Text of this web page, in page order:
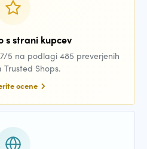
s strani kupcev
5 na podlagi 485 preverjenih
Trusted Shops.
ocene